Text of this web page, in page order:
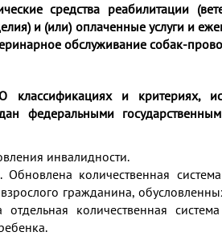
средства реабилитации
и (или) оплаченные услуги и
обслуживание собак-
классификациях и критериях,
федеральными
инвалидности.
количественная
гражданина,
количественная